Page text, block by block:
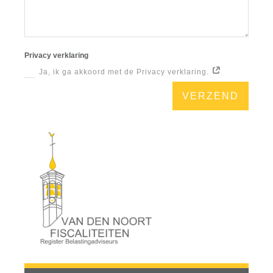
Privacy verklaring
Ja, ik ga akkoord met de Privacy verklaring.
VERZEND